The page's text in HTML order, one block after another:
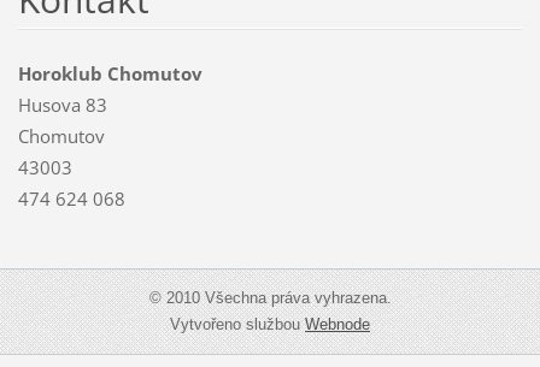
Horoklub Chomutov
Husova 83
Chomutov
43003
474 624 068
© 2010 Všechna práva vyhrazena.
Vytvořeno službouWebnode